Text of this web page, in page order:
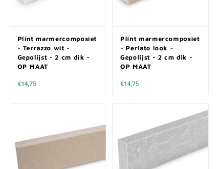
Plint marmercomposiet
- Terrazzo wit -
Gepolijst - 2 cm dik -
OP MAAT
€14,75
Plint marmercomposiet
- Perlato look -
Gepolijst - 2 cm dik -
OP MAAT
€14,75